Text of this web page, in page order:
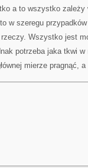
a to wszystko zależy
w szeregu
Wszystko jest
potrzeba jaka tkwi w
mierze pragnąć,